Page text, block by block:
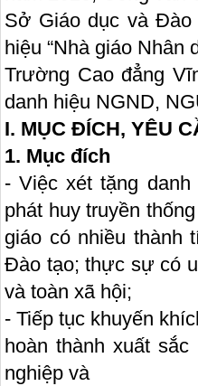
Sở Giáo dục và Đào
hiệu “Nhà giáo Nhân
Trường Cao đẳng
danh hiệu NGND,
I. MỤC ĐÍCH, YÊU
1. Mục đích
- Việc xét tặng danh
phát huy truyền
giáo có nhiều thành
Đào tạo; thực sự có
và toàn xã hội;
- Tiếp tục khuyến
hoàn thành xuất
nghiệp và